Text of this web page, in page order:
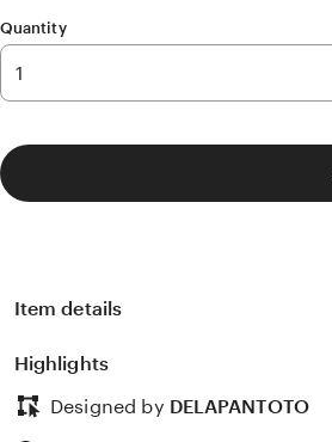
Quantity
Item details
Highlights
Designed by DELAPANTOTO